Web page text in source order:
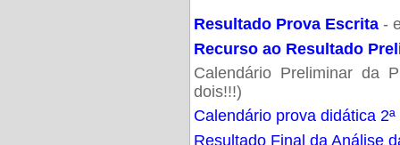
Resultado Prova Escrita -
Recurso ao Resultado
Calendário Preliminar da
dois!!!)
Calendário prova didática
Resultado Final da Análise